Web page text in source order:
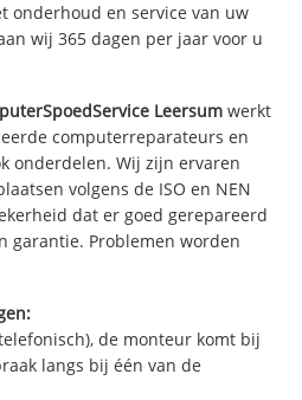
onderhoud en service van uw
wij 365 dagen per jaar voor u
Leersum werkt
computerreparateurs en
onderdelen. Wij zijn ervaren
volgens de ISO en NEN
dat er goed gerepareerd
garantie. Problemen worden
de monteur komt bij
langs bij één van de